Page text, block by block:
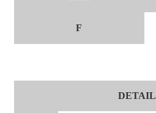
F
DETAIL